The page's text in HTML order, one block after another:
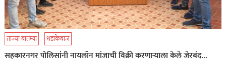
ताज्या बातम्या धडाकेबाज
सहकारनगर पोलिसांनी नायलॉन मांजाची विक्री करणाऱ्याला केले जेरबंद…